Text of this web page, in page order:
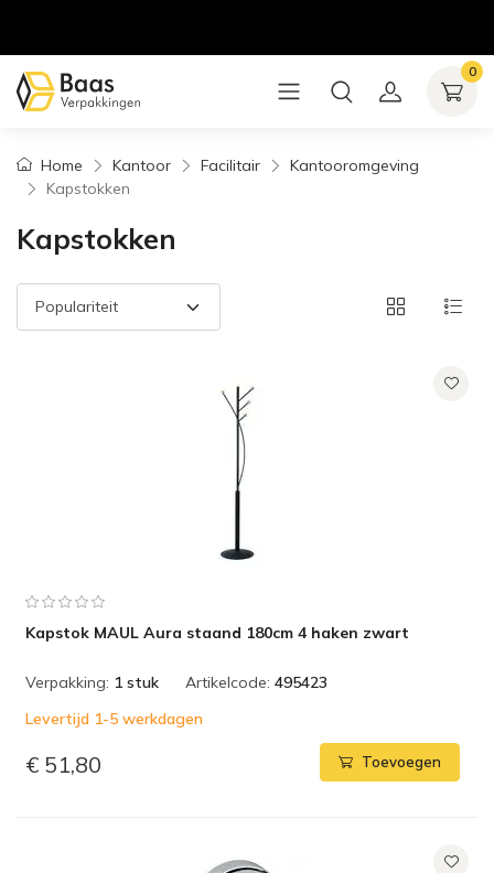
0
Home Kantoor Facilitair
Kantooromgeving
Kapstokken
Kapstokken
Kapstok MAUL Aura staand 180cm 4 haken zwart
Verpakking: 1 stuk Artikelcode: 495423
Levertijd 1-5 werkdagen
€ 51,80 Toevoegen